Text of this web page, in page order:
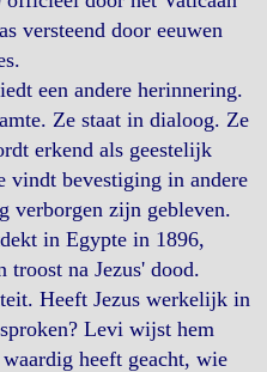
versteend door eeuwen
een andere herinnering.
Ze staat in dialoog. Ze
erkend als geestelijk
vindt bevestiging in andere
verborgen zijn gebleven.
in Egypte in 1896,
na Jezus' dood.
Heeft Jezus werkelijk in
Levi wijst hem
heeft geacht, wie